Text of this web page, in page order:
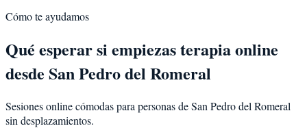
Cómo te ayudamos
Qué esperar si empiezas terapia online
desde San Pedro del Romeral
Sesiones online cómodas para personas de San Pedro del Romeral
sin desplazamientos.